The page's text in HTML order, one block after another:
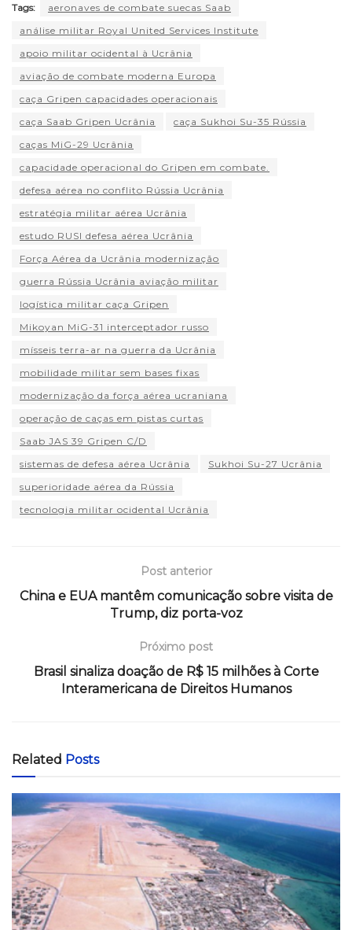
Tags:
aeronaves de combate suecas Saab
análise militar Royal United Services Institute
apoio militar ocidental à Ucrânia
aviação de combate moderna Europa
caça Gripen capacidades operacionais
caça Saab Gripen Ucrânia
caça Sukhoi Su-35 Rússia
caças MiG-29 Ucrânia
capacidade operacional do Gripen em combate.
defesa aérea no conflito Rússia Ucrânia
estratégia militar aérea Ucrânia
estudo RUSI defesa aérea Ucrânia
Força Aérea da Ucrânia modernização
guerra Rússia Ucrânia aviação militar
logística militar caça Gripen
Mikoyan MiG-31 interceptador russo
mísseis terra-ar na guerra da Ucrânia
mobilidade militar sem bases fixas
modernização da força aérea ucraniana
operação de caças em pistas curtas
Saab JAS 39 Gripen C/D
sistemas de defesa aérea Ucrânia
Sukhoi Su-27 Ucrânia
superioridade aérea da Rússia
tecnologia militar ocidental Ucrânia
Post anterior
China e EUA mantêm comunicação sobre visita de
Trump, diz porta-voz
Próximo post
Brasil sinaliza doação de R$ 15 milhões à Corte
Interamericana de Direitos Humanos
Related Posts